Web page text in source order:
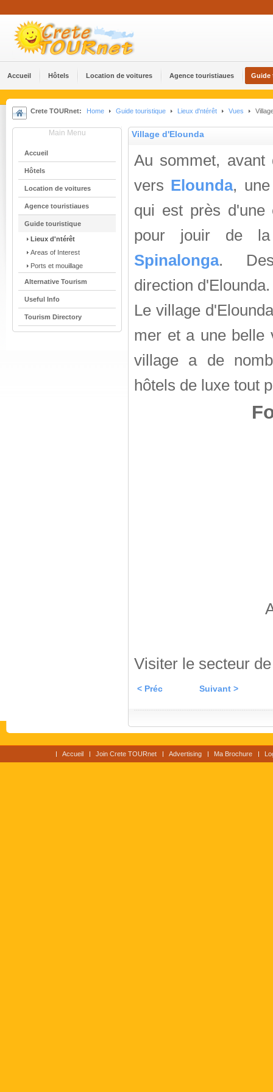
Accueil Hôtels Location de voitures Agence touristiaues Guide
Crete TOURnet: Home Guide touristique Lieux d'ntérêt Vues
Main Menu
Accueil
Hôtels
Location de voitures
Agence touristiaues
Guide touristique
Lieux d'ntérêt
Areas of Interest
Ports et mouillage
Alternative Tourism
Useful Info
Tourism Directory
Village d'Elounda
Au sommet, avant
vers Elounda, une
qui est près d'une
pour jouir de
Spinalonga.
direction d'Elounda.
Le village
mer et a une belle
village a de
hôtels de luxe tout
Visiter le secteur
< Préc Suivant >
Accueil Join Crete TOURnet Advertising Ma Brochure